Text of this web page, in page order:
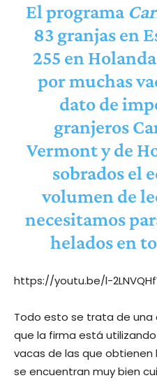
El programa
83 granjas en
255 en
por muchas
dato de
granjeros
Vermont y de
sobrados el
volumen de
necesitamos
helados en
https://youtu.be/l-
Todo esto se trata de
que la firma está
vacas de las que
se encuentran muy bien